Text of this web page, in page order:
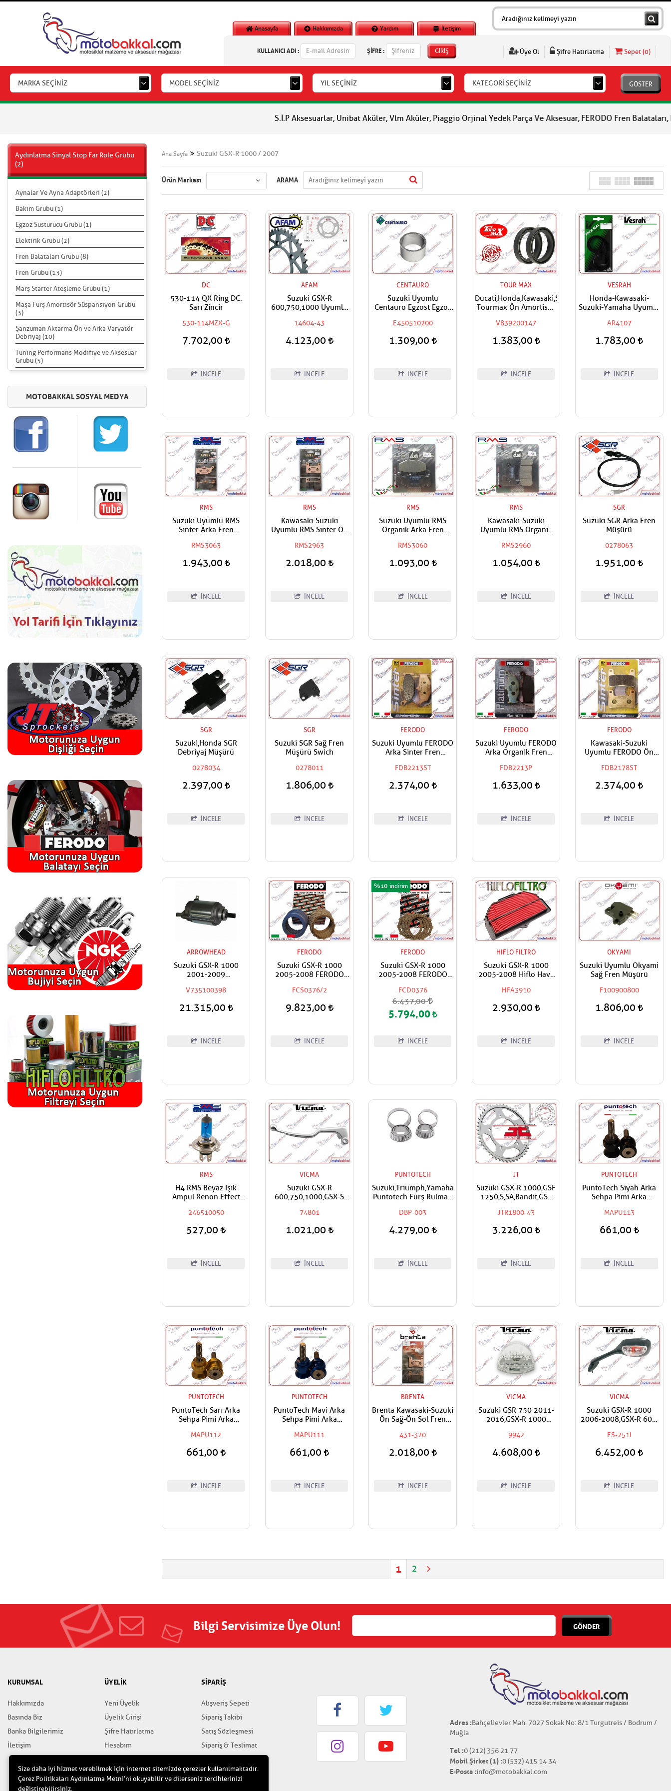
Anasayfa Hakkımızda Yardım İletişim
KULLANICI ADI : ŞİFRE : GİRİŞ Üye Ol Şifre Hatırlatma Sepet (0)
MARKA SEÇİNİZ MODEL SEÇİNİZ YIL SEÇİNİZ KATEGORİ SEÇİNİZ GÖSTER
S.İ.P Aksesuarlar, Unibat Aküler, Vlm Aküler, Piaggio Orjinal Yedek Parça Ve Aksesuar, FERODO Fren Balataları,
Aydınlatma Sinyal Stop Far Role Grubu
(2)
Aynalar Ve Ayna Adaptörleri (2)
Bakım Grubu (1)
Egzoz Susturucu Grubu (1)
Elektirik Grubu (2)
Fren Balataları Grubu (8)
Fren Grubu (13)
Marş Starter Ateşleme Grubu (1)
Maşa Furş Amortisör Süspansiyon Grubu
(3)
Şanzuman Aktarma Ön ve Arka Varyatör
Debriyaj (10)
Tuning Performans Modifiye ve Aksesuar
Grubu (5)
Ana Sayfa Suzuki GSX-R 1000 / 2007
Ürün Markası ARAMA
DC
530-114 QX Ring DC.
Sarı Zincir
530-114MZX-G
7.702,00
İNCELE
AFAM
Suzuki GSX-R
600,750,1000 Uyumlu
14604-43
4.123,00
İNCELE
CENTAURO
Suzuki Uyumlu
Centauro Egzost Egzos
E450510200
1.309,00
İNCELE
TOUR MAX
Ducati,Honda,Kawasaki,Suzuki,Yamaha
Tourmax Ön Amortisör
43x55x9,5/10,5
V839200147
1.383,00
İNCELE
VESRAH
Honda-Kawasaki-
Suzuki-Yamaha Uyumlu
Yağ Keçesi DCY
43x55x9,5/10,5
AR4107
1.783,00
İNCELE
RMS
Suzuki Uyumlu RMS
Sinter Arka Fren
RMS3063
1.943,00
İNCELE
RMS
Kawasaki-Suzuki
Uyumlu RMS Sinter Ön
Balatası
RMS2963
2.018,00
İNCELE
RMS
Suzuki Uyumlu RMS
Organik Arka Fren
RMS3060
1.093,00
İNCELE
RMS
Kawasaki-Suzuki
Uyumlu RMS Organik
Balatası
RMS2960
1.054,00
İNCELE
SGR
Suzuki SGR Arka Fren
Müşürü
0278063
1.951,00
İNCELE
SGR
Suzuki,Honda SGR
Debriyaj Müşürü
0278034
2.397,00
İNCELE
SGR
Suzuki SGR Sağ Fren
Müşürü Swich
0278011
1.806,00
İNCELE
FERODO
Suzuki Uyumlu FERODO
Arka Sinter Fren
FDB2213ST
2.374,00
İNCELE
FERODO
Suzuki Uyumlu FERODO
Arka Organik Fren
FDB2213P
1.633,00
İNCELE
FERODO
Kawasaki-Suzuki
Uyumlu FERODO Ön
Balatası
FDB2178ST
2.374,00
İNCELE
ARROWHEAD
Suzuki GSX-R 1000
2001-2009
Motoru
V735100398
21.315,00
İNCELE
FERODO
Suzuki GSX-R 1000
2005-2008 FERODO
Takımı
FCS0376/2
9.823,00
İNCELE
FERODO
Suzuki GSX-R 1000
2005-2008 FERODO
FCD0376
%10
6.437,00
5.794,00
İNCELE
HIFLO FILTRO
Suzuki GSX-R 1000
2005-2008 Hiflo Hava
HFA3910
2.930,00
İNCELE
OKYAMI
Suzuki Uyumlu Okyami
Sağ Fren Müşürü
F100900800
1.806,00
İNCELE
RMS
H4 RMS Beyaz Işık
Ampul Xenon Effect
246510050
527,00
İNCELE
VICMA
Suzuki GSX-R
600,750,1000,GSX-S
Maneti Kolu
74801
1.021,00
İNCELE
PUNTOTECH
Suzuki,Triumph,Yamaha
Puntotech Furş Rulman
Mesnet Maşa Bilyası
DBP-003
4.279,00
İNCELE
JT
Suzuki GSX-R 1000,GSF
1250,S,SA,Bandit,GSX
Hayabusa,Triumph
Sprint 955 RS Uyumlu
JT Arka Dişli
JTR1800-43
3.226,00
İNCELE
PUNTOTECH
PuntoTech Siyah Arka
Sehpa Pimi Arka
Swingarm Spools
Sliders M8
MAPU113
661,00
İNCELE
PUNTOTECH
PuntoTech Sarı Arka
Sehpa Pimi Arka
Swingarm Spools
Sliders M8
MAPU112
661,00
İNCELE
PUNTOTECH
PuntoTech Mavi Arka
Sehpa Pimi Arka
Swingarm Spools
Sliders M8
MAPU111
661,00
İNCELE
BRENTA
Brenta Kawasaki-Suzuki
Ön Sağ-Ön Sol Fren
431-320
2.018,00
İNCELE
VICMA
Suzuki GSR 750 2011-
2016,GSX-R 1000
Stop
9942
4.608,00
İNCELE
VICMA
Suzuki GSX-R 1000
2006-2008,GSX-R 600,
Vicma Sol Ayna
ES-251I
6.452,00
İNCELE
1 2
Bilgi Servisimize Üye Olun! GÖNDER
KURUMSAL
Hakkımızda
Basında Biz
Banka Bilgilerimiz
İletişim
ÜYELİK
Yeni Üyelik
Üyelik Girişi
Şifre Hatırlatma
Hesabım
SİPARİŞ
Alışveriş Sepeti
Sipariş Takibi
Satış Sözleşmesi
Sipariş & Teslimat
Yardım
Adres :Bahçelievler Mah. 7027 Sokak No: 8/1 Turgutreis / Bodrum /
Muğla
Tel :0 (212) 356 21 77
Mobil Şirket (1) :0 (532) 415 14 34
E-Posta :info@motobakkal.com
Size daha iyi hizmet verebilmek için internet sitemizde çerezler kullanılmaktadır.
Çerez Politikaları Aydınlatma Metni’ni okuyabilir ve dilerseniz tercihlerinizi
değiştirebilirsiniz.